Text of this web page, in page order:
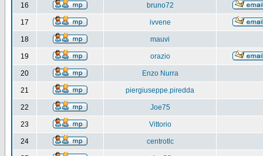
16 bruno72
17 ivvene
18 mauvi
19 orazio
20 Enzo Nurra
21 piergiuseppe.piredda
22 Joe75
23 Vittorio
24 centrotlc